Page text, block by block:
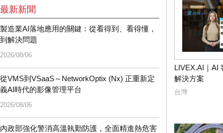
最新新聞
製造業AI落地應用的關鍵：從看得到、看得懂，
到解決問題
2026/08/06
從VMS到VSaaS～NetworkOptix (Nx) 正重新定
義AI時代的影像管理平台
2026/08/06
內政部強化警消高溫執勤防護，全面精進熱危害
LIVEX.AI｜AI
解決方案
台灣